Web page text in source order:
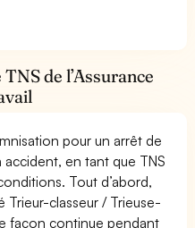
de l’Assurance
pour un arrêt de
accident, en tant que TNS
Tout d’abord,
classeur / Trieuse-
façon continue pendant